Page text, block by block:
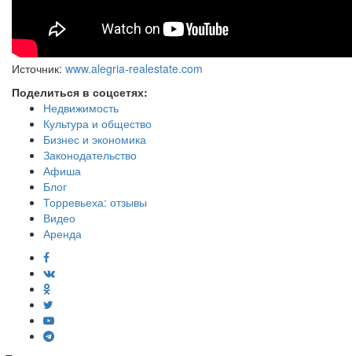
Источник: www.alegria-realestate.com
Поделиться в соцсетях:
Недвижимость
Культура и общество
Бизнес и экономика
Законодательство
Афиша
Блог
Торревьеха: отзывы
Видео
Аренда